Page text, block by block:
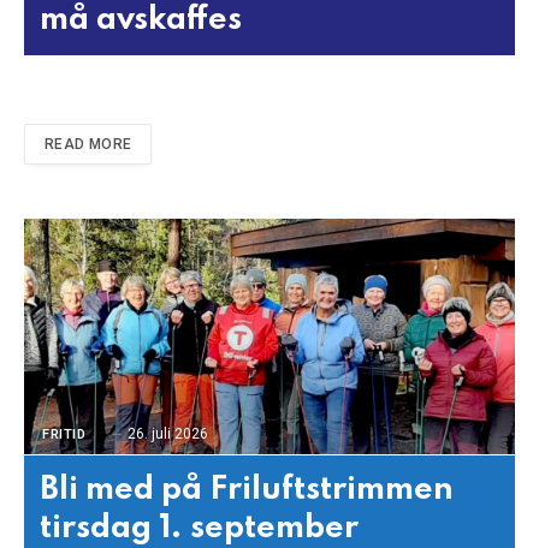
må avskaffes
READ MORE
FRITID 26. juli 2026
Bli med på Friluftstrimmen
tirsdag 1. september